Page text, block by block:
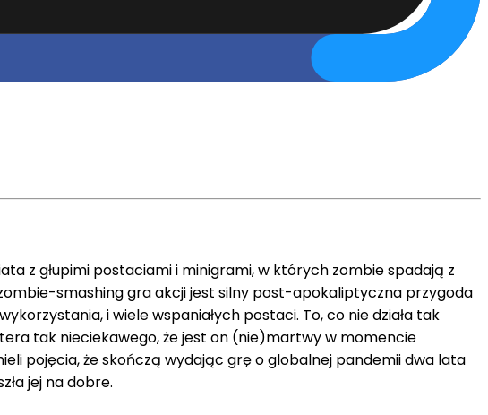
z głupimi postaciami i minigrami, w których zombie spadają z
smashing gra akcji jest silny post-apokaliptyczna przygoda
i wiele wspaniałych postaci. To, co nie działa tak
tak nieciekawego, że jest on (nie)martwy w momencie
pojęcia, że skończą wydając grę o globalnej pandemii dwa lata
jej na dobre.